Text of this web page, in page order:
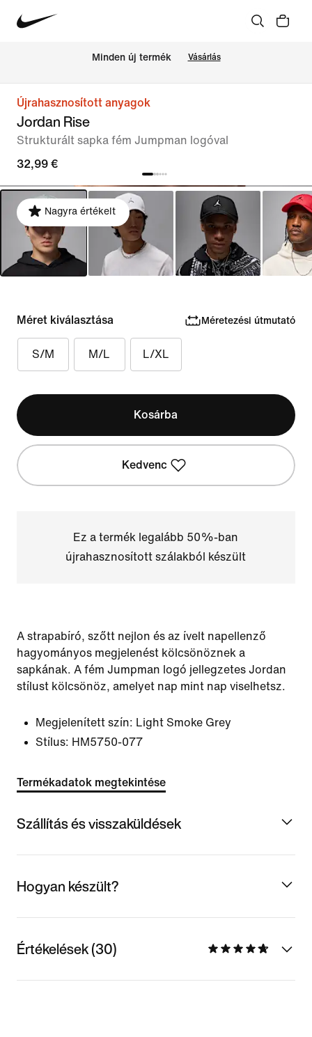
Minden új termék Vásárlás
Újrahasznosított anyagok
Jordan Rise
Strukturált sapka fém Jumpman logóval
32,99 €
Nagyra értékelt
Méret kiválasztása Méretezési útmutató
S/M M/L L/XL
Kosárba
Kedvenc
Ez a termék legalább 50%-ban
újrahasznosított szálakból készült
A strapabíró, szőtt nejlon és az ívelt napellenző
hagyományos megjelenést kölcsönöznek a
sapkának. A fém Jumpman logó jellegzetes Jordan
stílust kölcsönöz, amelyet nap mint nap viselhetsz.
Megjelenített szín: Light Smoke Grey
Stílus: HM5750-077
Termékadatok megtekintése
Szállítás és visszaküldések
Hogyan készült?
Értékelések (30)